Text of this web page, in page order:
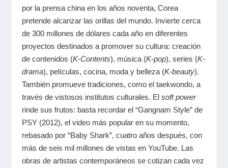
por la prensa china en los años noventa, Corea
pretende alcanzar las orillas del mundo. Invierte cerca
de 300 millones de dólares cada año en diferentes
proyectos destinados a promover su cultura: creación
de contenidos (K-Contents), música (K-pop), series (K-
drama), películas, cocina, moda y belleza (K-beauty).
También promueve tradiciones, como el taekwondo, a
través de vistosos institutos culturales. El soft power
rinde sus frutos: basta recordar el “Gangnam Style” de
PSY (2012), el video más popular en su momento,
rebasado por “Baby Shark”, cuatro años después, con
más de seis mil millones de vistas en YouTube. Las
obras de artistas contemporáneos se cotizan cada vez